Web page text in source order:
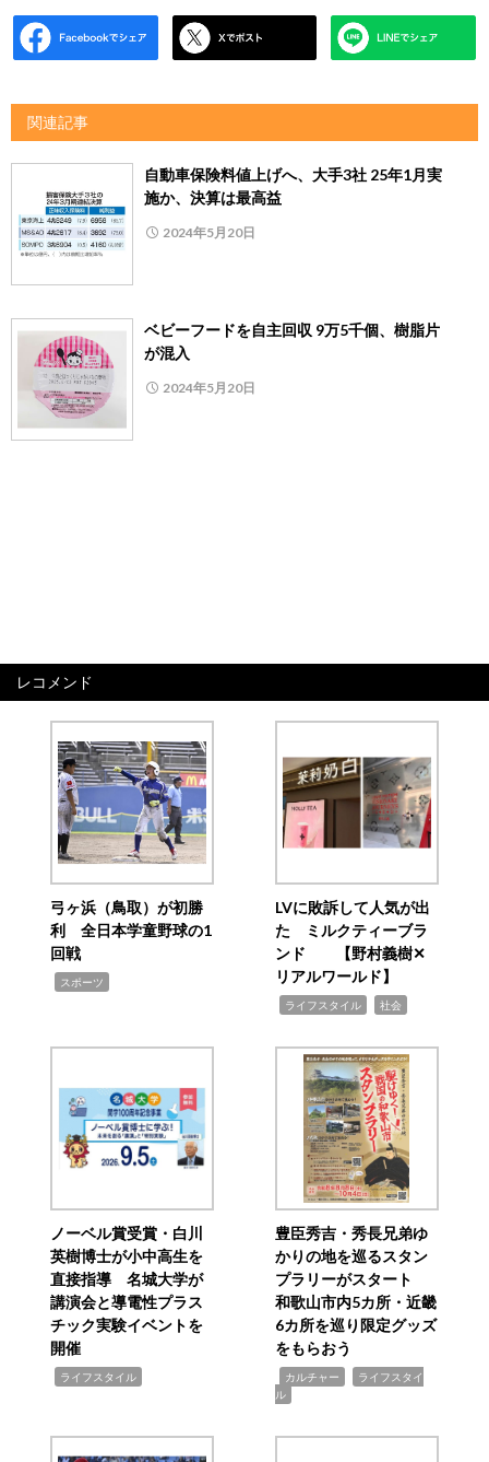
関連記事
自動車保険料値上げへ、大手3社 25年1月実
施か、決算は最高益
2024年5月20日
ベビーフードを自主回収 9万5千個、樹脂片
が混入
2024年5月20日
レコメンド
弓ヶ浜（鳥取）が初勝
利 全日本学童野球の1
回戦
スポーツ
LVに敗訴して人気が出
た ミルクティーブラ
ンド 【野村義樹✕
リアルワールド】
ライフスタイル 社会
ノーベル賞受賞・白川
英樹博士が小中高生を
直接指導 名城大学が
講演会と導電性プラス
チック実験イベントを
開催
ライフスタイル
豊臣秀吉・秀長兄弟ゆ
かりの地を巡るスタン
プラリーがスタート
和歌山市内5カ所・近畿
6カ所を巡り限定グッズ
をもらおう
カルチャー
ライフスタイ
ル